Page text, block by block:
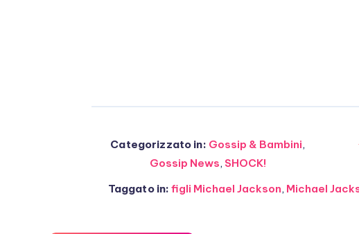
Categorizzato in: Gossip & Bambini,
Gossip News, SHOCK!
Taggato in: figli Michael Jackson, Michael